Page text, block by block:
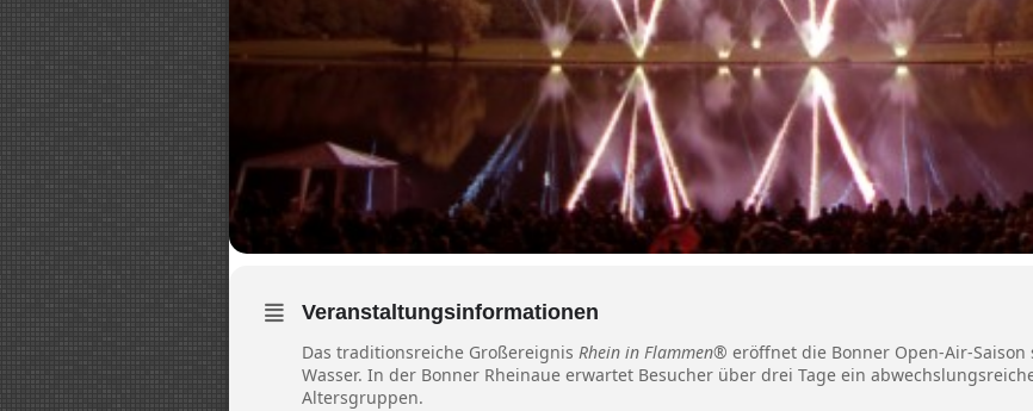
Veranstaltungsinformationen
Das traditionsreiche Großereignis Rhein in Flammen® eröffnet die Bonner Open-Air-
Wasser. In der Bonner Rheinaue erwartet Besucher über drei Tage ein
Altersgruppen.